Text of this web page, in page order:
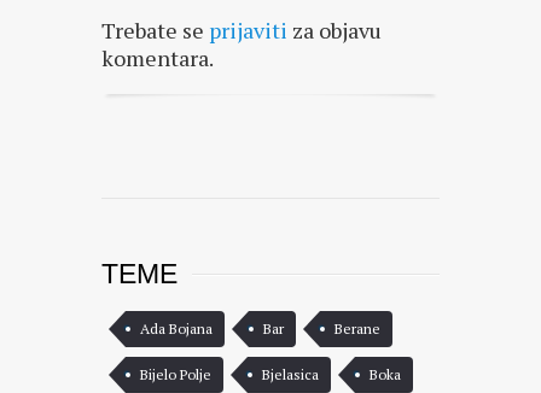
Trebate se prijaviti za objavu
komentara.
TEME
Ada Bojana Bar Berane
Bijelo Polje Bjelasica Boka